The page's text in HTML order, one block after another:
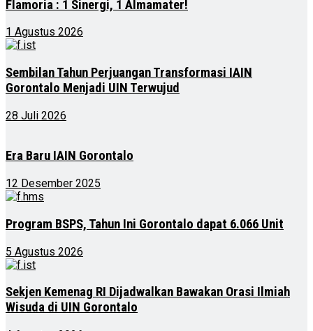
Flamoria : 1 Sinergi, 1 Almamater!
1 Agustus 2026
Sembilan Tahun Perjuangan Transformasi IAIN
Gorontalo Menjadi UIN Terwujud
28 Juli 2026
Era Baru IAIN Gorontalo
12 Desember 2025
Program BSPS, Tahun Ini Gorontalo dapat 6.066 Unit
5 Agustus 2026
Sekjen Kemenag RI Dijadwalkan Bawakan Orasi Ilmiah
Wisuda di UIN Gorontalo